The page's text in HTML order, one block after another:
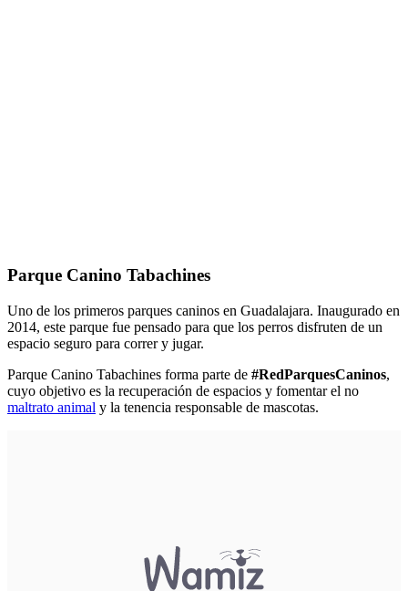
Parque Canino Tabachines
Uno de los primeros parques caninos en Guadalajara. Inaugurado en
2014, este parque fue pensado para que los perros disfruten de un
espacio seguro para correr y jugar.
Parque Canino Tabachines forma parte de #RedParquesCaninos,
cuyo objetivo es la recuperación de espacios y fomentar el no
maltrato animal y la tenencia responsable de mascotas.